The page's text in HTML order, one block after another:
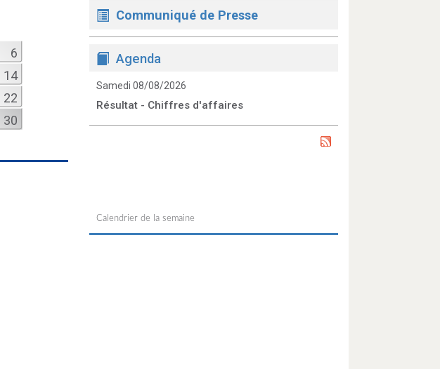
6
14
22
30
Communiqué de Presse
Agenda
Samedi 08/08/2026
Résultat - Chiffres d'affaires
Calendrier de la semaine